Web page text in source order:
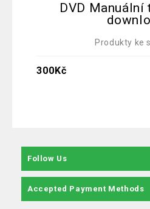
DVD Manuální
Produkty ke
300 Kč
Follow Us
Accepted Payment Methods